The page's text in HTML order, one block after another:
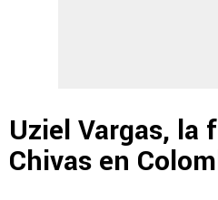
Uziel Vargas, la
Chivas en